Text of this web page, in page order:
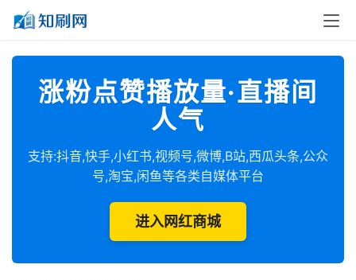
涨粉点赞播放量·直播间
人气
支持:抖音,快手,小红书,视频号,微博,B站,西瓜头条,公众
号,淘宝,闲鱼等各类自媒体平台
进入网红商城